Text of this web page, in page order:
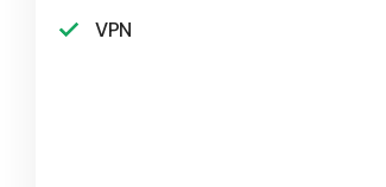
VPN